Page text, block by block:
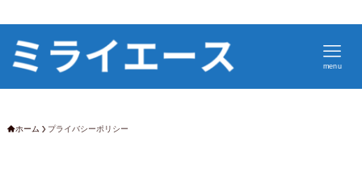
menu
ホーム プライバシーポリシー